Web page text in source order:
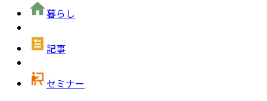
暮らし
記事
セミナー